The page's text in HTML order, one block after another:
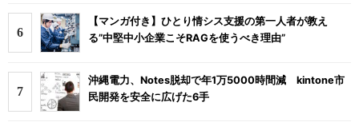
【マンガ付き】ひとり情シス支援の第一人者が教え
る”中堅中小企業こそRAGを使うべき理由”
沖縄電力、Notes脱却で年1万5000時間減 kintone市
民開発を安全に広げた6手